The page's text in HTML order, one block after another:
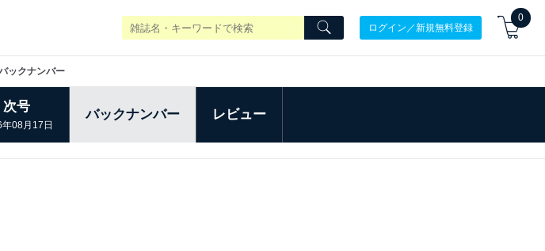
ログイン／新規無料登録
0
ックナンバー
次号
08月17日
バックナンバー レビュー